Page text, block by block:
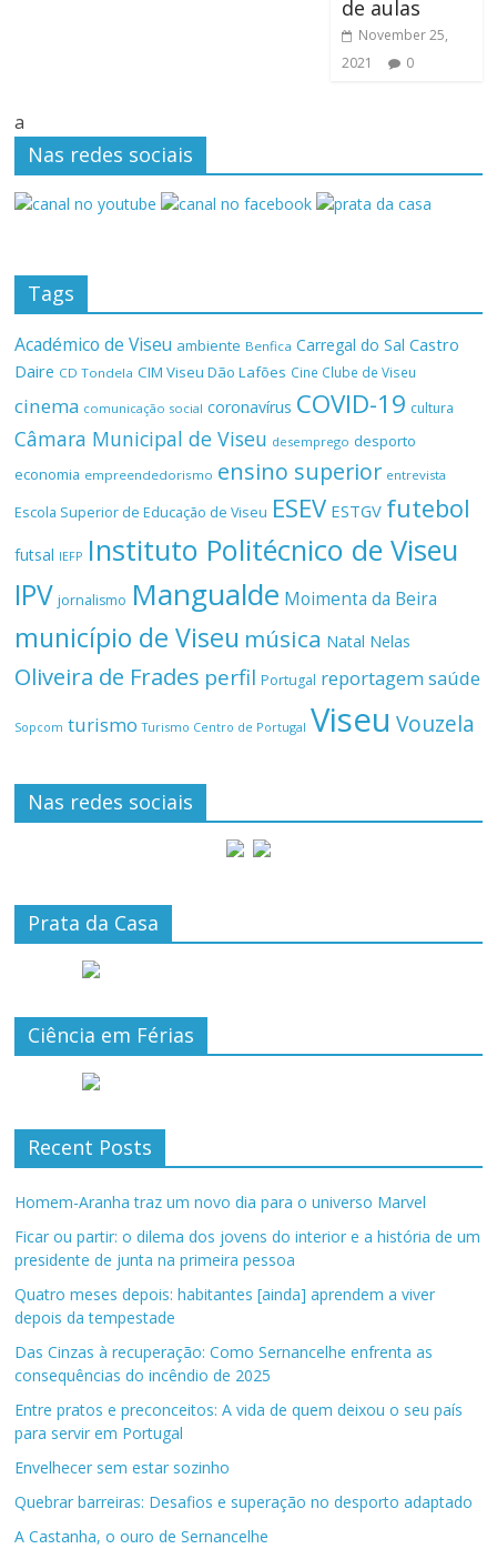
de aulas
November 25,
2021
0
a
Nas redes sociais
Tags
Académico de Viseu ambiente Benfica Carregal do Sal Castro
Daire CD Tondela CIM Viseu Dão Lafões Cine Clube de Viseu
cinema comunicação social coronavírus COVID-19 cultura
Câmara Municipal de Viseu desemprego desporto
economia empreendedorismo ensino superior entrevista
Escola Superior de Educação de Viseu ESEV ESTGV futebol
futsal IEFP Instituto Politécnico de Viseu
IPV jornalismo Mangualde Moimenta da Beira
município de Viseu música Natal Nelas
Oliveira de Frades perfil Portugal reportagemsaúde
Sopcom turismo Turismo Centro de Portugal Viseu Vouzela
Nas redes sociais
Prata da Casa
Ciência em Férias
Recent Posts
Homem-Aranha traz um novo dia para o universo Marvel
Ficar ou partir: o dilema dos jovens do interior e a história de um
presidente de junta na primeira pessoa
Quatro meses depois: habitantes [ainda] aprendem a viver
depois da tempestade
Das Cinzas à recuperação: Como Sernancelhe enfrenta as
consequências do incêndio de 2025
Entre pratos e preconceitos: A vida de quem deixou o seu país
para servir em Portugal
Envelhecer sem estar sozinho
Quebrar barreiras: Desafios e superação no desporto adaptado
A Castanha, o ouro de Sernancelhe